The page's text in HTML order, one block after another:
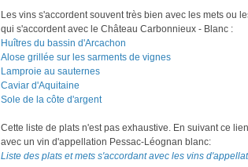
Les vins s'accordent souvent très bien avec les mets ou
qui s'accordent avec le Château Carbonnieux - Blanc :
Huîtres du bassin d'Arcachon
Alose grillée sur les sarments de vignes
Lamproie au sauternes
Caviar d'Aquitaine
Sole de la côte d'argent
Cette liste de plats n'est pas exhaustive. En suivant ce
avec un vin d'appellation Pessac-Léognan blanc:
Liste des plats et mets s'accordant avec les vins